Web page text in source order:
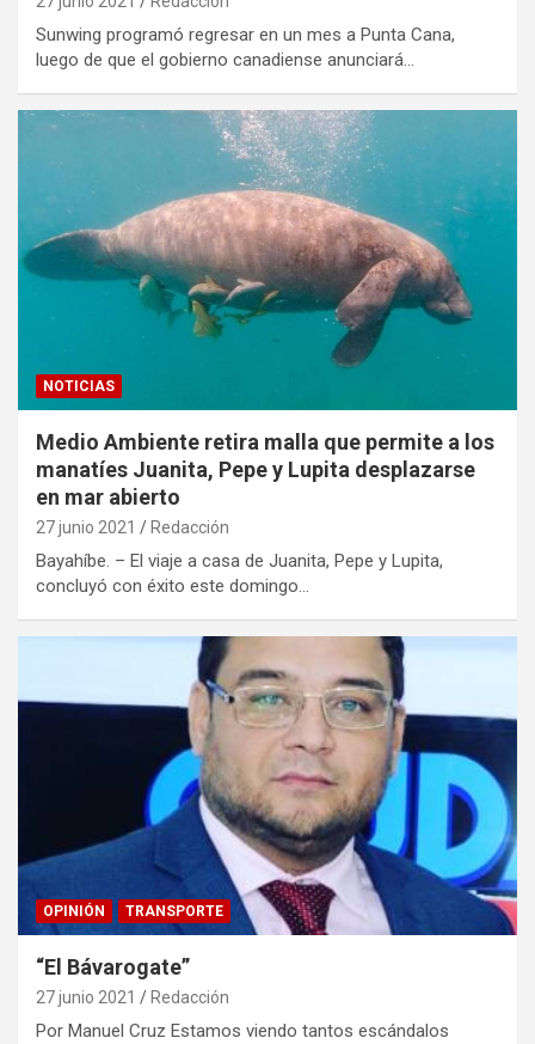
Sunwing programó regresar en un mes a Punta Cana,
luego de que el gobierno canadiense anunciará…
NOTICIAS
Medio Ambiente retira malla que permite a los
manatíes Juanita, Pepe y Lupita desplazarse
en mar abierto
27 junio 2021 Redacción
Bayahíbe. – El viaje a casa de Juanita, Pepe y Lupita,
concluyó con éxito este domingo…
OPINIÓN TRANSPORTE
“El Bávarogate”
27 junio 2021 Redacción
Por Manuel Cruz Estamos viendo tantos escándalos